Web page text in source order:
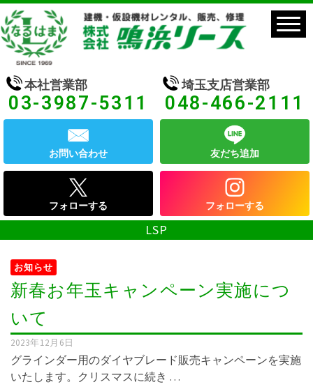
本社営業部
03-3987-5311
埼玉支店営業部
048-466-2111
お問い合わせ 友だち追加
フォローする フォローする
LSP
お知らせ
新春お年玉キャンペーン実施につ
いて
2023年12月6日
グラインダー用のダイヤブレード販売キャンペーンを実施
いたします。クリスマスに続き …